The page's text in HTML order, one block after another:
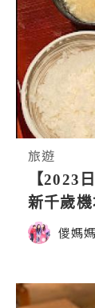
旅遊
【2023
新千歲
上機 ♥儍媽